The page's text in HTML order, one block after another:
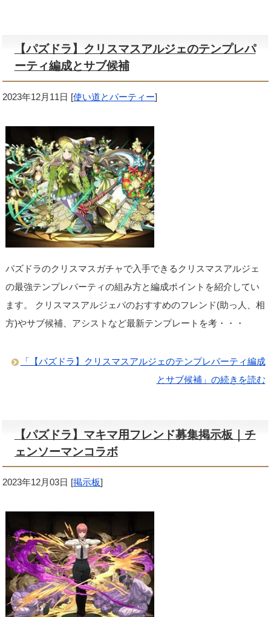
【パズドラ】クリスマスアルジェのテンプレパ
ーティ編成とサブ候補
2023年12月11日 [使い道とパーティー]
パズドラのクリスマスガチャで入手できるクリスマスアルジェ
の最強テンプレパーティの組み方と編成ポイントを紹介してい
ます。 クリスマスアルジェパのおすすめのフレンド(助っ人、相
方)やサブ候補、アシストなど最新テンプレートを考・・・
「【パズドラ】クリスマスアルジェのテンプレパーティ編成
とサブ候補」の続きを読む
【パズドラ】マキマ用フレンド募集掲示板｜チ
ェンソーマンコラボ
2023年12月03日 [掲示板]